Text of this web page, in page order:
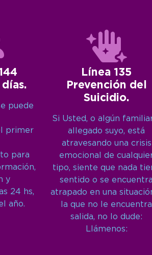
días.
puede
primer
para
y
24 hs,
año.
Línea 135
Prevención del
Suicidio.
Si Usted, o algún
allegado suyo, está
atravesando una crisis
emocional de
tipo, siente que nada
sentido o se encuentra
atrapado en una
la que no le encuentra
salida, no lo dude:
Llámenos: